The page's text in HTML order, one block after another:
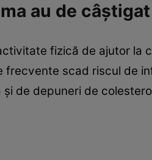
au de câştigat
fizică de ajutor la
frecvente scad riscul de
de depuneri de